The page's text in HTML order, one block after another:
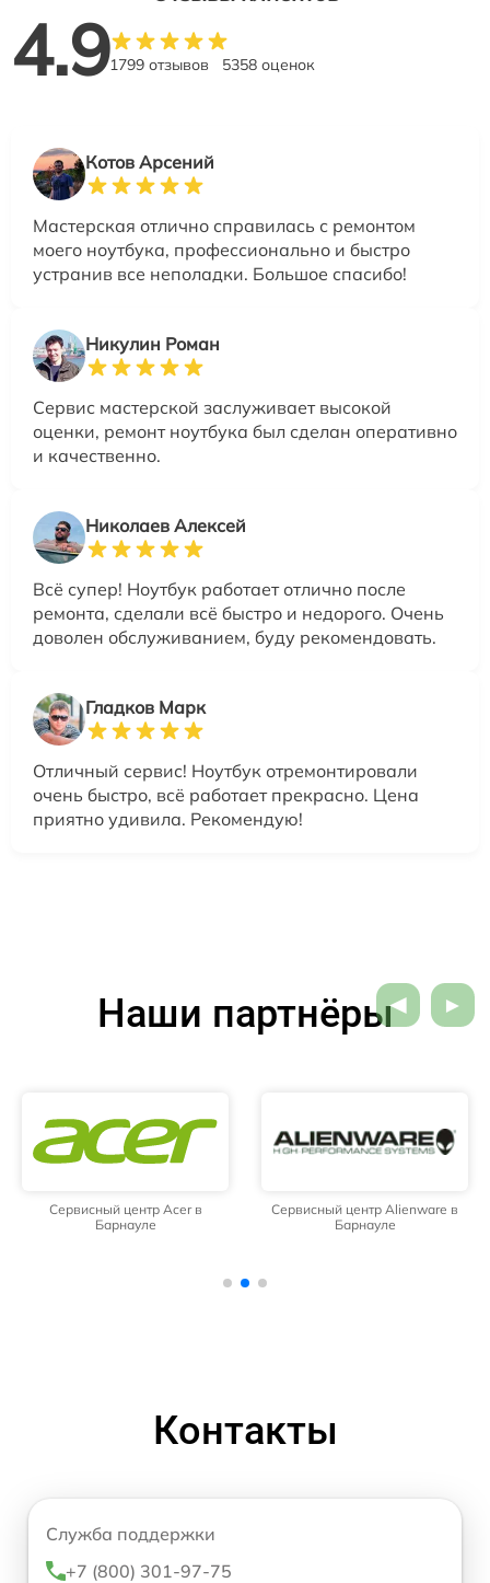
4.91799 отзывов 5358 оценок
Котов Арсений
Мастерская отлично справилась с ремонтом
моего ноутбука, профессионально и быстро
устранив все неполадки. Большое спасибо!
Никулин Роман
Сервис мастерской заслуживает высокой
оценки, ремонт ноутбука был сделан оперативно
и качественно.
Николаев Алексей
Всё супер! Ноутбук работает отлично после
ремонта, сделали всё быстро и недорого. Очень
доволен обслуживанием, буду рекомендовать.
Гладков Марк
Отличный сервис! Ноутбук отремонтировали
очень быстро, всё работает прекрасно. Цена
приятно удивила. Рекомендую!
Наши партнёры
Сервисный центр Acer в
Барнауле
Сервисный центр Alienware в
Барнауле
Контакты
Служба поддержки
+7 (800) 301-97-75